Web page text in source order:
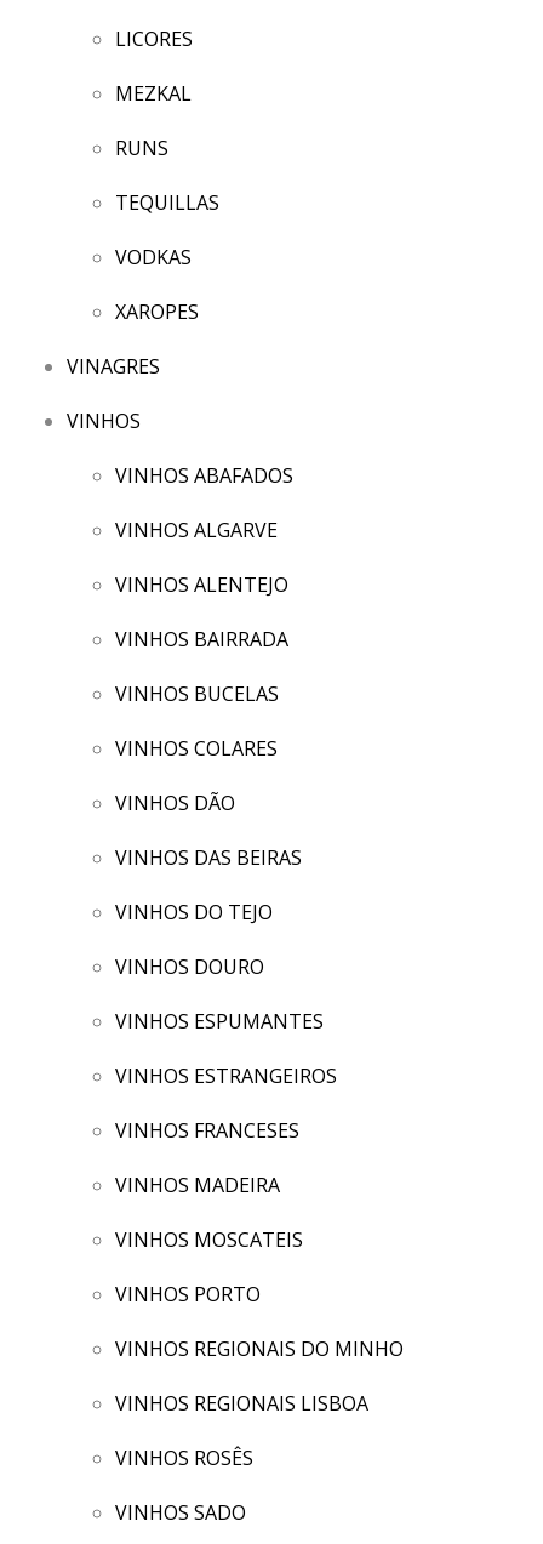
LICORES
MEZKAL
RUNS
TEQUILLAS
VODKAS
XAROPES
VINAGRES
VINHOS
VINHOS ABAFADOS
VINHOS ALGARVE
VINHOS ALENTEJO
VINHOS BAIRRADA
VINHOS BUCELAS
VINHOS COLARES
VINHOS DÃO
VINHOS DAS BEIRAS
VINHOS DO TEJO
VINHOS DOURO
VINHOS ESPUMANTES
VINHOS ESTRANGEIROS
VINHOS FRANCESES
VINHOS MADEIRA
VINHOS MOSCATEIS
VINHOS PORTO
VINHOS REGIONAIS DO MINHO
VINHOS REGIONAIS LISBOA
VINHOS ROSÊS
VINHOS SADO